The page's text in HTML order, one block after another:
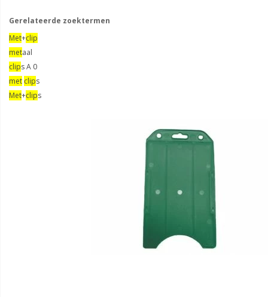
Gerelateerde zoektermen
Met+clip
metaal
clips A 0
met clips
Met+clips